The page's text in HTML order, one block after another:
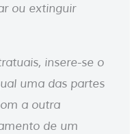
ou extinguir
insere-se o
uma das partes
a outra
de um